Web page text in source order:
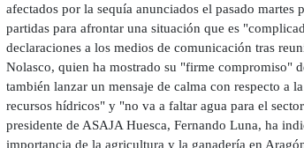
afectados por la sequía anunciados el pasado
partidas para afrontar una situación que es
declaraciones a los medios de comunicación tras
Nolasco, quien ha mostrado su "firme compromiso"
también lanzar un mensaje de calma con respecto a
recursos hídricos" y "no va a faltar agua para el
presidente de ASAJA Huesca, Fernando Luna, ha
importancia de la agricultura y la ganadería en